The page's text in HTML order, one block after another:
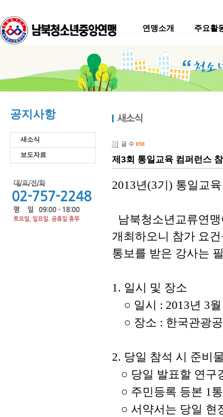
연맹소개 주요활
공지사항
새소식
보도자료
글 수 898
제3회 통일교육 컴퍼런스
2013년(3기) 통일교
남북청소년교류연
개최하오니 참가 요
통보를 받은 강사는
1. 일시 및 장소
○ 일시 : 2013년 3
○ 장소 : 한국관광
2. 당일 참석 시 준비
○ 당일 발표할 연구
○ 주민등록 등본 1 통
○ 서약서는 당일 현